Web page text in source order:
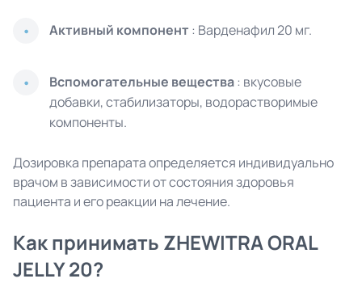
Активный компонент : Варденафил 20 мг.
Вспомогательные вещества: вкусовые
добавки, стабилизаторы, водорастворимые
компоненты.
Дозировка препарата определяется индивидуально
врачом в зависимости от состояния здоровья
пациента и его реакции на лечение.
Как принимать ZHEWITRA ORAL
JELLY 20?